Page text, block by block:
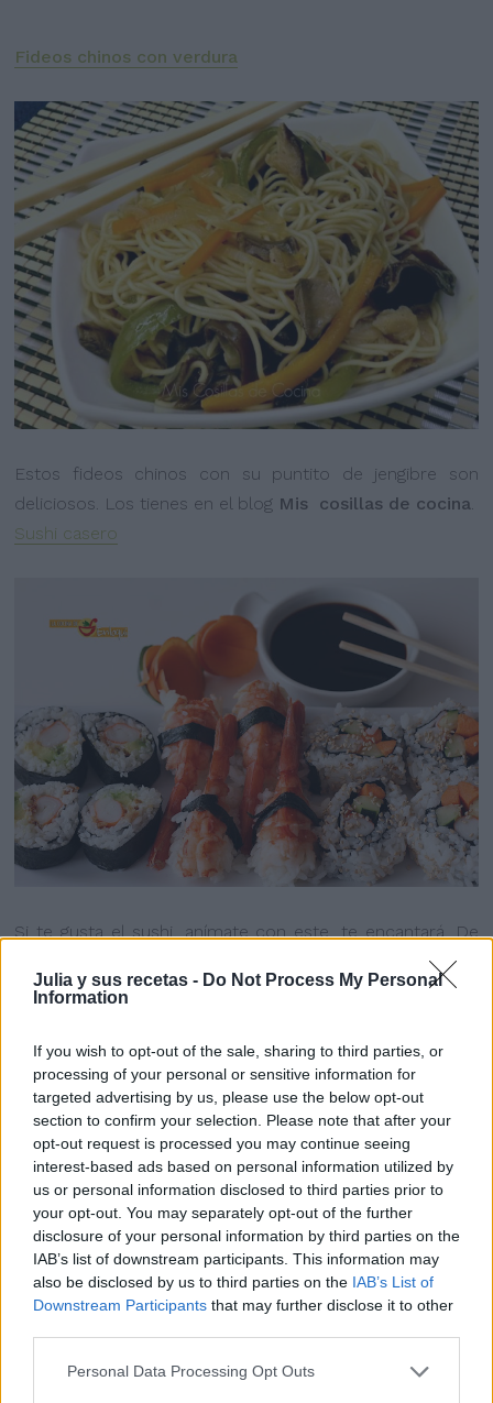
Julia y sus recetas - Do Not Process My Personal
Information
If you wish to opt-out of the sale, sharing to third parties, or
processing of your personal or sensitive information for
targeted advertising by us, please use the below opt-out
section to confirm your selection. Please note that after your
opt-out request is processed you may continue seeing
interest-based ads based on personal information utilized by
us or personal information disclosed to third parties prior to
your opt-out. You may separately opt-out of the further
disclosure of your personal information by third parties on the
IAB’s list of downstream participants. This information may
also be disclosed by us to third parties on the IAB’s List of
Downstream Participants that may further disclose it to other
Personal Data Processing Opt Outs
Fideos chinos con verdura
Estos fideos chinos con su puntito de jengibre son
deliciosos. Los tienes en el blog Mis cosillas de cocina.
Sushi casero
Si te gusta el sushi, anímate con este, te encantará. De
Fideos orientales